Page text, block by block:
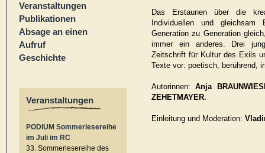
Veranstaltungen
Publikationen
Absage an einen
Aufruf
Geschichte
Veranstaltungen
PODIUM Sommerlesereihe
im Juli im RC
33. Sommerlesereihe des
Das Erstaunen über die
Individuellen und
Generation zu Generation
immer ein anderes. Drei
Zeitschrift für Kultur des Exils
Texte vor: poetisch, berührend,
Autorinnen:Anja
ZEHETMAYER.
Einleitung und Moderation: